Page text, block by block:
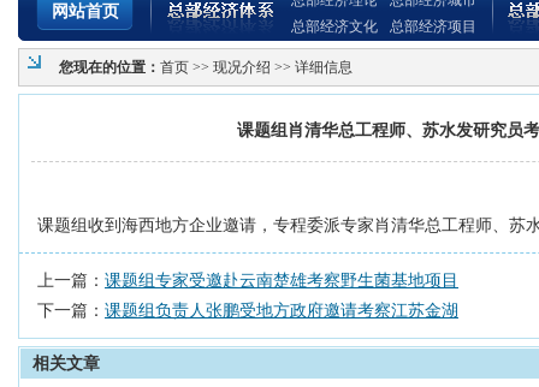
网站首页
总部经济文化
总部经济项目
您现在的位置： 首页 >> 现况介绍 >> 详细信息
课题组肖清华总工程师、苏水发研究员
课题组收到海西地方企业邀请，专程委派专家肖清华总工程师、苏
上一篇： 课题组专家受邀赴云南楚雄考察野生菌基地项目
下一篇： 课题组负责人张鹏受地方政府邀请考察江苏金湖
相关文章